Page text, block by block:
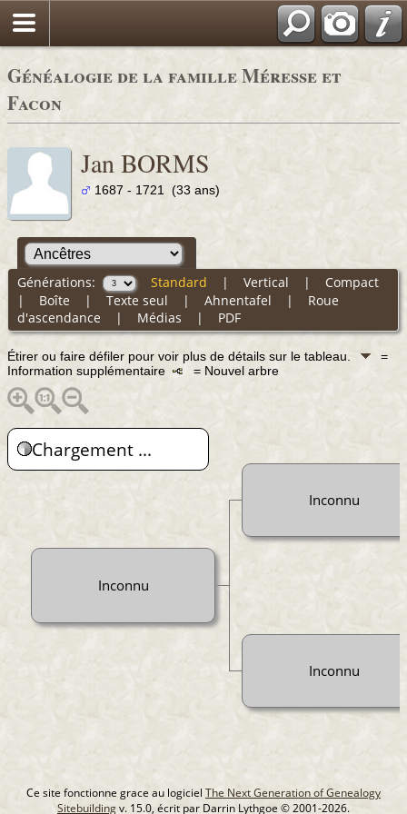
Généalogie de la famille Méresse et
Facon
Jan BORMS
1687 - 1721 (33 ans)
Générations: Standard | Vertical | Compact
| Boîte | Texte seul | Ahnentafel | Roue
d'ascendance | Médias | PDF
Étirer ou faire défiler pour voir plus de détails sur le tableau.
=
Information supplémentaire
= Nouvel arbre
Chargement ...
Inconnu
Inconnu
Inconnu
Ce site fonctionne grace au logiciel The Next Generation of Genealogy
Sitebuildingv. 15.0, écrit par Darrin Lythgoe © 2001-2026.